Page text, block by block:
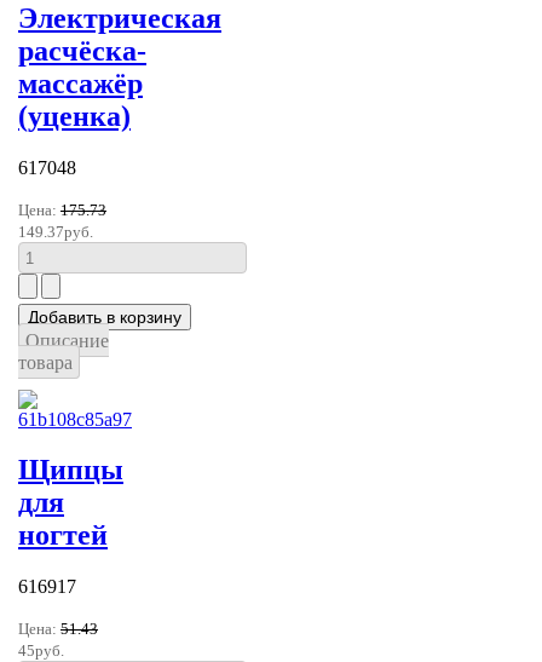
Электрическая
расчёска-
массажёр
(уценка)
617048
Цена: 175.73
149.37руб.
Описание
товара
Щипцы
для
ногтей
616917
Цена: 51.43
45руб.